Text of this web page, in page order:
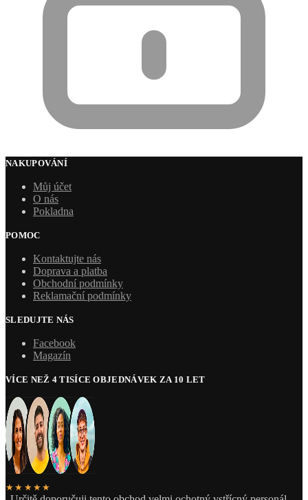
NAKUPOVÁNÍ
Můj účet
O nás
Pokladna
POMOC
Kontaktujte nás
Doprava a platba
Obchodní podmínky
Reklamační podmínky
SLEDUJTE NÁS
Facebook
Magazín
VÍCE NEŽ 4 TISÍCE OBJEDNÁVEK ZA 10 LET
★★★★★